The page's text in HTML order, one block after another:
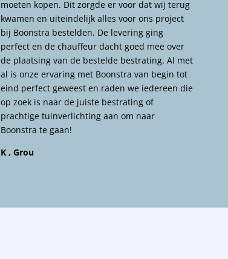
moeten kopen. Dit zorgde er voor dat wij terug
kwamen en uiteindelijk alles voor ons project
bij Boonstra bestelden. De levering ging
perfect en de chauffeur dacht goed mee over
de plaatsing van de bestelde bestrating. Al met
al is onze ervaring met Boonstra van begin tot
eind perfect geweest en raden we iedereen die
op zoek is naar de juiste bestrating of
prachtige tuinverlichting aan om naar
Boonstra te gaan!
K , Grou